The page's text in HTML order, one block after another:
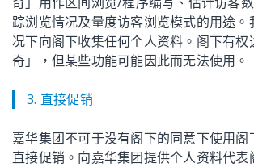
踪浏览情况及量度访客浏览模式的用途。
况下向阁下收集任何个人资料。阁下有权
奇」，但某些功能可能因此而无法使用。
3. 直接促销
嘉华集团不可于没有阁下的同意下使用阁
直接促销。向嘉华集团提供个人资料代表